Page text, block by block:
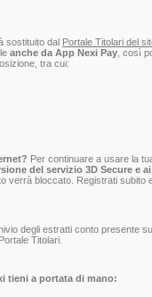
sostituito dal Portale Titolari del
anche da App Nexi Pay, così
tra cui:
Per continuare a usare la
del servizio 3D Secure e ai
verrà bloccato. Registrati subito
degli estratti conto presente
Titolari.
tieni a portata di mano: